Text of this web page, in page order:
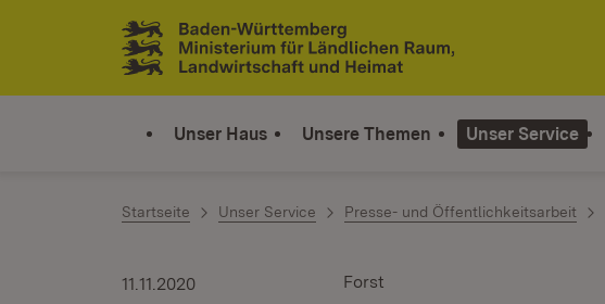
Zum Inhalt springen
Link zur Startseite
Unser Haus Unsere Themen Unser Service
Startseite Unser Service Presse- und Öffentlichkeitsarbeit
Forst
11.11.2020